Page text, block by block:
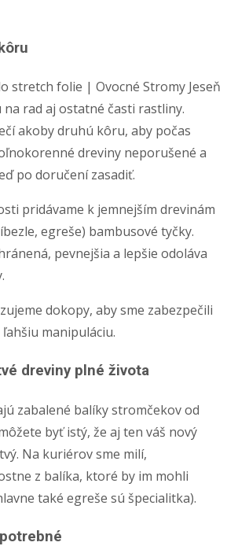
rad aj ostatné časti rastliny.
akoby druhú kôru, aby počas
dreviny neporušené a
po doručení zasadiť.
pridávame k jemnejším drevinám
egreše) bambusové tyčky.
pevnejšia a lepšie odoláva
dokopy, aby sme zabezpečili
manipuláciu.
dreviny plné života
zabalené balíky stromčekov od
byť istý, že aj ten váš nový
Na kuriérov sme milí,
z balíka, ktoré by im mohli
také egreše sú špecialitka).